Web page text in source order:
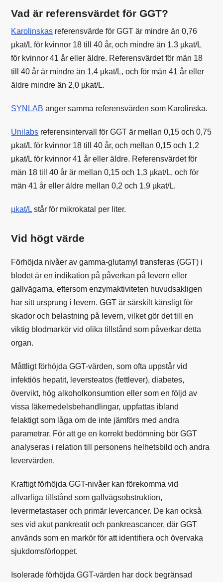
Vad är referensvärdet för GGT?
Karolinskas referensvärde för GGT är mindre än 0,76
µkat/L för kvinnor 18 till 40 år, och mindre än 1,3 µkat/L
för kvinnor 41 år eller äldre. Referensvärdet för män 18
till 40 år är mindre än 1,4 µkat/L, och för män 41 år eller
äldre mindre än 2,0 µkat/L.
SYNLAB anger samma referensvärden som Karolinska.
Unilabs referensintervall för GGT är mellan 0,15 och 0,75
µkat/L för kvinnor 18 till 40 år, och mellan 0,15 och 1,2
µkat/L för kvinnor 41 år eller äldre. Referensvärdet för
män 18 till 40 år är mellan 0,15 och 1,3 µkat/L, och för
män 41 år eller äldre mellan 0,2 och 1,9 µkat/L.
µkat/L står för mikrokatal per liter.
Vid högt värde
Förhöjda nivåer av gamma-glutamyl transferas (GGT) i
blodet är en indikation på påverkan på levern eller
gallvägarna, eftersom enzymaktiviteten huvudsakligen
har sitt ursprung i levern. GGT är särskilt känsligt för
skador och belastning på levern, vilket gör det till en
viktig blodmarkör vid olika tillstånd som påverkar detta
organ.
Måttligt förhöjda GGT-värden, som ofta uppstår vid
infektiös hepatit, leversteatos (fettlever), diabetes,
övervikt, hög alkoholkonsumtion eller som en följd av
vissa läkemedelsbehandlingar, uppfattas ibland
felaktigt som låga om de inte jämförs med andra
parametrar. För att ge en korrekt bedömning bör GGT
analyseras i relation till personens helhetsbild och andra
levervärden.
Kraftigt förhöjda GGT-nivåer kan förekomma vid
allvarliga tillstånd som gallvägsobstruktion,
levermetastaser och primär levercancer. De kan också
ses vid akut pankreatit och pankreascancer, där GGT
används som en markör för att identifiera och övervaka
sjukdomsförloppet.
Isolerade förhöjda GGT-värden har dock begränsad